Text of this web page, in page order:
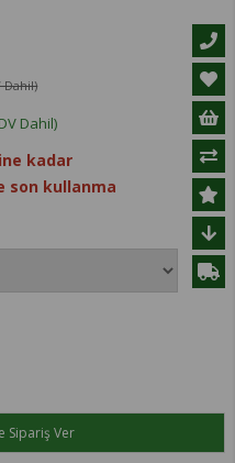
Dahil)
Dahil)
kadar
son kullanma
Sipariş Ver